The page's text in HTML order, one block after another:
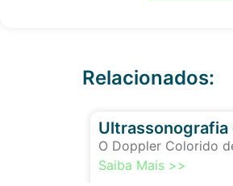
Relacionados:
O Doppler Colorido
Saiba Mais >>